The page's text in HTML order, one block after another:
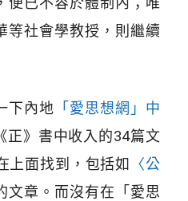
等社會學教授，則繼續
下內地 「愛思想網」中
正》書中收入的34篇文
上面找到，包括如 〈公
文章。而沒有在「愛思